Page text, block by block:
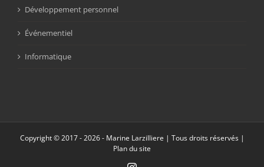
Développement personnel
Événementiel
Informatique
Copyright © 2017 -2026 - Marine Larzilliere | Tous droits réservés |
Plan du site